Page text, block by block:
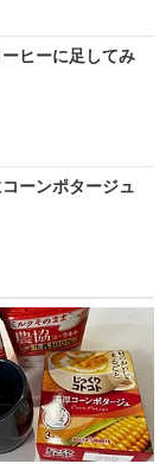
ヒーに足してみ
ーンポタージュ